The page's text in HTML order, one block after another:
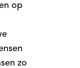
op
zo